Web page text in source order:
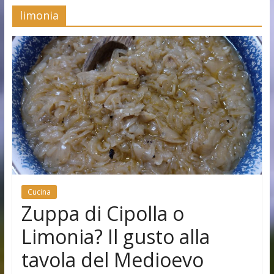
limonia
Cucina
Zuppa di Cipolla o
Limonia? Il gusto alla
tavola del Medioevo